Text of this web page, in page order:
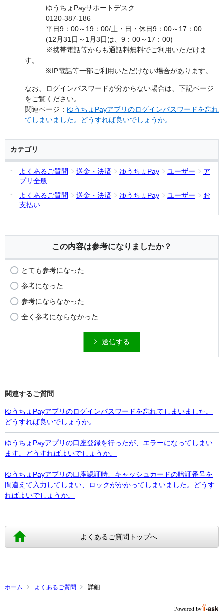
ゆうちょPayサポートデスク
0120-387-186
平日9：00～19：00/土・日・休日9：00～17：00
(12月31日～1月3日は、9：00～17：00)
※携帯電話等からも通話料無料でご利用いただけま
す。
※IP電話等一部ご利用いただけない場合があります。
なお、ログインパスワードが分からない場合は、下記ページ
をご覧ください。
関連ページ： ゆうちょPayアプリのログインパスワードを忘れ
てしまいました。どうすれば良いでしょうか。
カテゴリ
よくあるご質問 送金・決済 ゆうちょPay ユーザー
ア
プリ全般
よくあるご質問
送金・決済 ゆうちょPay ユーザー
お
支払い
この内容は参考になりましたか？
とても参考になった
参考になった
参考にならなかった
全く参考にならなかった
送信する
関連するご質問
ゆうちょPayアプリのログインパスワードを忘れてしまいました。
どうすれば良いでしょうか。
ゆうちょPayアプリの口座登録を行ったが、エラーになってしまい
ます。どうすればよいでしょうか。
ゆうちょPayアプリの口座認証時、キャッシュカードの暗証番号を
間違えて入力してしまい、ロックがかかってしまいました。どうす
ればよいでしょうか。
よくあるご質問トップへ
ホーム よくあるご質問 詳細